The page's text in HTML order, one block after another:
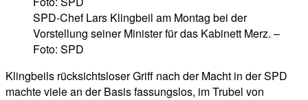
SPD-Chef Lars Klingbeil am Montag bei der
Vorstellung seiner Minister für das Kabinett Merz. –
Foto: SPD
Klingbeils rücksichtsloser Griff nach der Macht in der SPD
machte viele an der Basis fassungslos, im Trubel von